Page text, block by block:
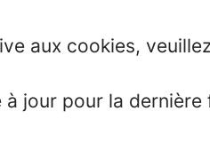
aux cookies,
jour pour la